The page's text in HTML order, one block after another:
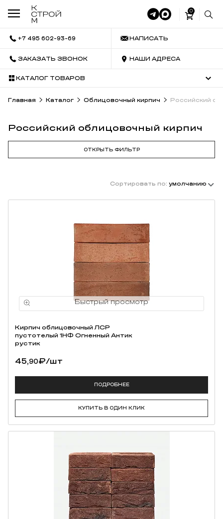
0
+7 495 602-93-69 НАПИСАТЬ
ЗАКАЗАТЬ ЗВОНОК НАШИ АДРЕСА
КАТАЛОГ ТОВАРОВ
Главная Каталог Облицовочный кирпич Российский
Российский облицовочный кирпич
ОТКРЫТЬ ФИЛЬТР
Сортировать по:умолчанию
Кирпич облицовочный ЛСР
пустотелый 1НФ Огненный Антик
рустик
45,90₽/шт
ПОДРОБНЕЕ
КУПИТЬ В ОДИН КЛИК